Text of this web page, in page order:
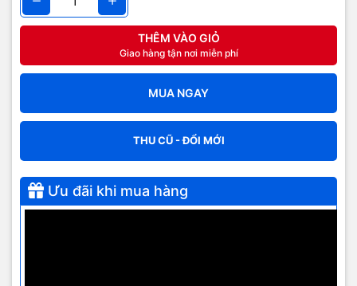
THÊM VÀO GIỎ
Giao hàng tận nơi miễn phí
MUA NGAY
THU CŨ - ĐỔI MỚI
Ưu đãi khi mua hàng
Camera trên iPhone 7
Camera trên phiên bản iPhone 7 thường được nâng cấp mạnh với
hơn 50% so với ống kính f/2.2 của iPhone 6s. Hãng táo cho biết
cảm biến camera trên iPhone 7 vẫn là 12MP như thế hệ cũ nhưng
tốc độ nhanh hơn 60% và tiêu hao điện năng thấp hơn 30%. Cùng
camera trước cũng được nâng lên 7MP với khả năng chống rung
ảnh tự động để cải thiện chất lượng ảnh tự sướng và video.